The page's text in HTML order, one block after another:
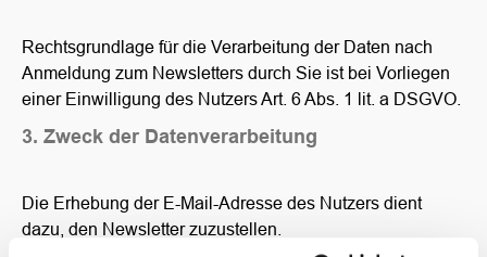
Rechtsgrundlage für die Verarbeitung der Daten nach
Anmeldung zum Newsletters durch Sie ist bei Vorliegen
einer Einwilligung des Nutzers Art. 6 Abs. 1 lit. a DSGVO.
3. Zweck der Datenverarbeitung
Die Erhebung der E-Mail-Adresse des Nutzers dient
dazu, den Newsletter zuzustellen.